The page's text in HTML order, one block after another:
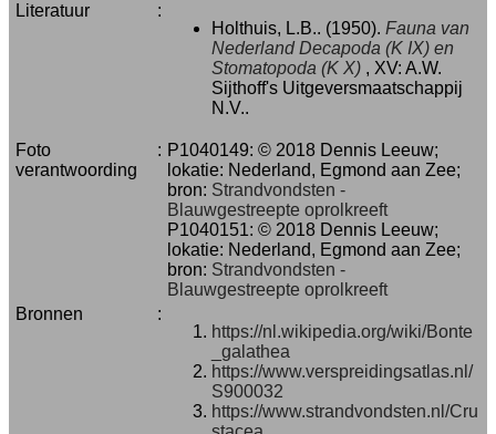
Literatuur
:
Holthuis, L.B.. (1950). Fauna van
Nederland Decapoda (K IX) en
Stomatopoda (K X) , XV: A.W.
Sijthoff's Uitgeversmaatschappij
N.V..
Foto
verantwoording
: P1040149: © 2018 Dennis Leeuw;
lokatie: Nederland, Egmond aan Zee;
bron: Strandvondsten -
Blauwgestreepte oprolkreeft
P1040151: © 2018 Dennis Leeuw;
lokatie: Nederland, Egmond aan Zee;
bron: Strandvondsten -
Blauwgestreepte oprolkreeft
Bronnen
:
https://nl.wikipedia.org/wiki/Bonte
_galathea
https://www.verspreidingsatlas.nl/
S900032
https://www.strandvondsten.nl/Cru